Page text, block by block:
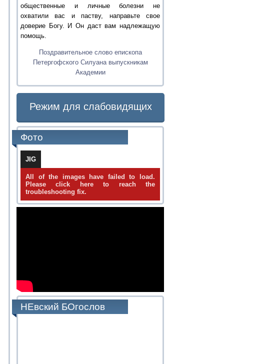
общественные и личные болезни не
охватили вас и паству, направьте свое
доверие Богу. И Он даст вам надлежащую
помощь.
Поздравительное слово епископа
Петергофского Силуана выпускникам
Академии
Режим для слабовидящих
Фото
JIG
All of the images have failed to load.
Please click here to reach the
troubleshooting fix.
НЕвский БОгослов